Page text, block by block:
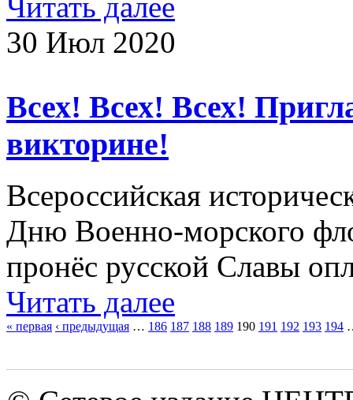
30 Июл 2020
Всех! Всех! Всех!
викторине!
Всероссийская
Дню Военно-морского
пронёс русской Славы
Читать далее
« первая ‹ предыдущая … 186 187 188 189 190 191 192 193 194